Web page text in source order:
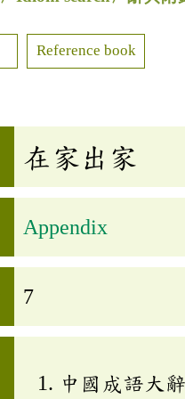
Reference book
在家出家
Appendix
7
中國成語大